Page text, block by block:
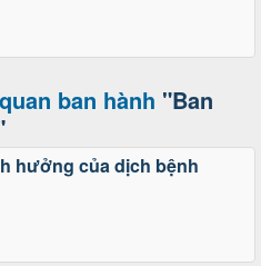
ban hành "Ban
hưởng của dịch bệnh